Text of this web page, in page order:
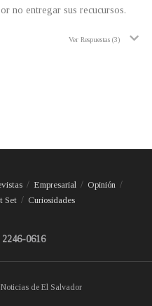
no entregar sus recucursos.
Ver Respuestas (3)
Empresarial
Opinión
Set Curiosidades
0616
de El Salvador